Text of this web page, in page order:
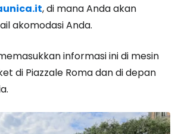
,di mana Anda akan
akomodasi Anda.
informasi ini di mesin
di Piazzale Roma dan di depan